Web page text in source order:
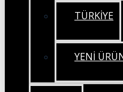
TÜRKİYE
YENİ